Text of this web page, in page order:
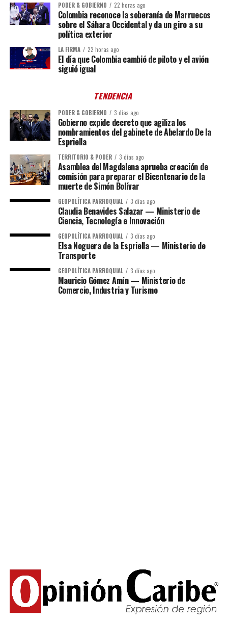
PODER & GOBIERNO 22 horas ago
Colombia reconoce la soberanía de Marruecos
sobre el Sáhara Occidental y da un giro a su
política exterior
LA FIRMA 22 horas ago
El día que Colombia cambió de piloto y el avión
siguió igual
TENDENCIA
PODER & GOBIERNO 3 días ago
Gobierno expide decreto que agiliza los
nombramientos del gabinete de Abelardo De la
Espriella
TERRITORIO & PODER 3 días ago
Asamblea del Magdalena aprueba creación de
comisión para preparar el Bicentenario de la
muerte de Simón Bolívar
GEOPOLÍTICA PARROQUIAL 3 días ago
Claudia Benavides Salazar — Ministerio de
Ciencia, Tecnología e Innovación
GEOPOLÍTICA PARROQUIAL 3 días ago
Elsa Noguera de la Espriella — Ministerio de
Transporte
GEOPOLÍTICA PARROQUIAL 3 días ago
Mauricio Gómez Amín — Ministerio de
Comercio, Industria y Turismo